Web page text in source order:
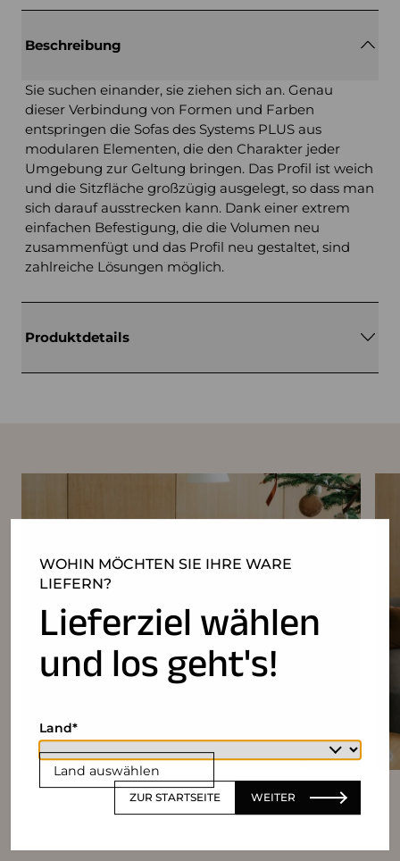
WOHIN MÖCHTEN SIE IHRE WARE
LIEFERN?
Lieferziel wählen
und los geht's!
Land auswählen
Land
ZUR STARTSEITE WEITER
Beschreibung
Sie suchen einander, sie ziehen sich an. Genau
dieser Verbindung von Formen und Farben
entspringen die Sofas des Systems PLUS aus
modularen Elementen, die den Charakter jeder
Umgebung zur Geltung bringen. Das Profil ist weich
und die Sitzfläche großzügig ausgelegt, so dass man
sich darauf ausstrecken kann. Dank einer extrem
einfachen Befestigung, die die Volumen neu
zusammenfügt und das Profil neu gestaltet, sind
zahlreiche Lösungen möglich.
Produktdetails